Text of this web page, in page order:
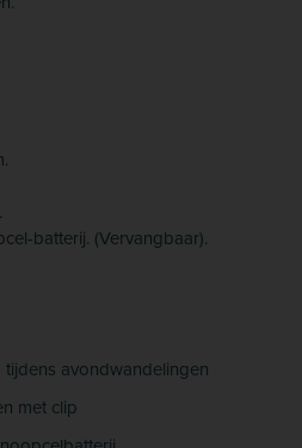
batterij. (Vervangbaar).
avondwandelingen
met clip